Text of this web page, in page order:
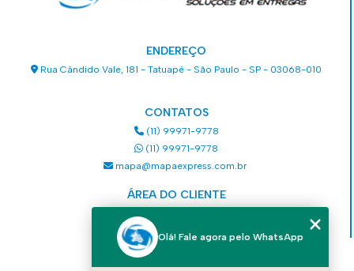
ENDEREÇO
Rua Cândido Vale, 181 - Tatuapé - São Paulo - SP - 03068-010
CONTATOS
(11) 99971-9778
(11) 99971-9778
mapa@mapaexpress.com.br
ÁREA DO CLIENTE
Olá! Fale agora pelo WhatsApp